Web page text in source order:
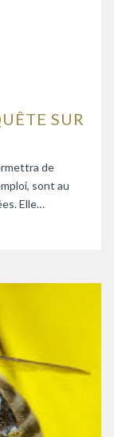
SUR
de
sont au
Elle…